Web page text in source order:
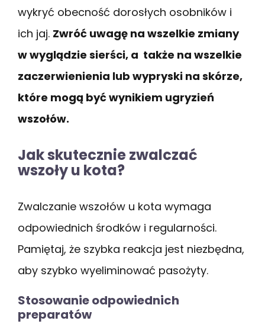
wykryć obecność dorosłych osobników i
ich jaj. Zwróć uwagę na wszelkie zmiany
w wyglądzie sierści, a także na wszelkie
zaczerwienienia lub wypryski na skórze,
które mogą być wynikiem ugryzień
wszołów.
Jak skutecznie zwalczać
wszoły u kota?
Zwalczanie wszołów u kota wymaga
odpowiednich środków i regularności.
Pamiętaj, że szybka reakcja jest niezbędna,
aby szybko wyeliminować pasożyty.
Stosowanie odpowiednich
preparatów